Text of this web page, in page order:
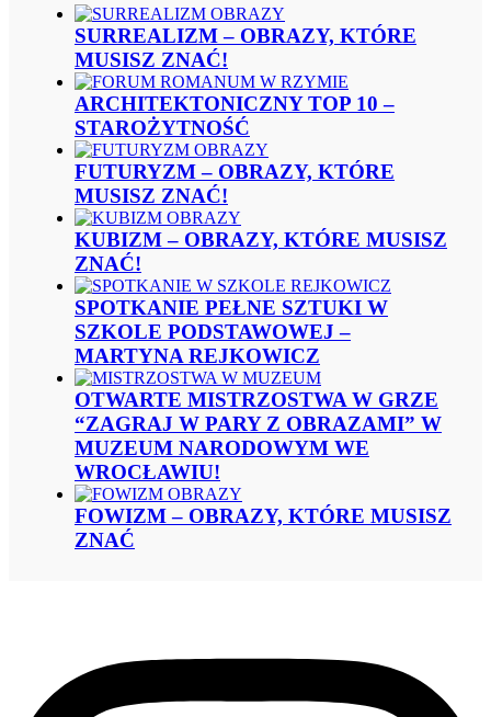
SURREALIZM – OBRAZY, KTÓRE
MUSISZ ZNAĆ!
ARCHITEKTONICZNY TOP 10 –
STAROŻYTNOŚĆ
FUTURYZM – OBRAZY, KTÓRE
MUSISZ ZNAĆ!
KUBIZM – OBRAZY, KTÓRE MUSISZ
ZNAĆ!
SPOTKANIE PEŁNE SZTUKI W
SZKOLE PODSTAWOWEJ –
MARTYNA REJKOWICZ
OTWARTE MISTRZOSTWA W GRZE
“ZAGRAJ W PARY Z OBRAZAMI” W
MUZEUM NARODOWYM WE
WROCŁAWIU!
FOWIZM – OBRAZY, KTÓRE MUSISZ
ZNAĆ